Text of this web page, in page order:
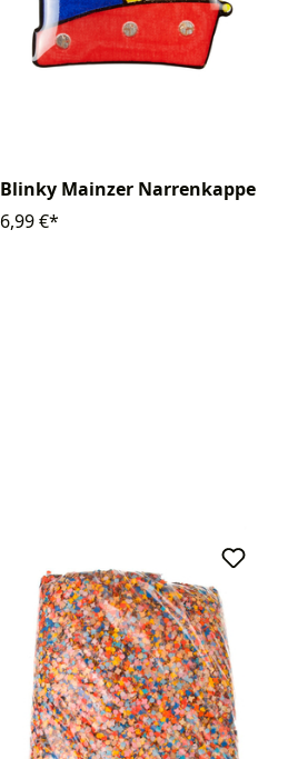
Blinky Mainzer Narrenkappe
6,99 €*